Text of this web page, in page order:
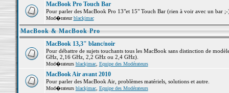
MacBook Pro Touch Bar
Pour parler des MacBook Pro 13"et 15" Touch Bar (rien à voir avec un bar
Mod�rateurblackjmac
MacBook & MacBook Pro
MacBook 13,3" blanc/noir
Pour débattre de sujets touchants tous les MacBook sans distinction de
GHz, 2,16 GHz, 2,2 GHz ou 2,4 GHz).
Mod�rateurs blackjmac, Equipe des Modérateurs
MacBook Air avant 2010
Pour parler des MacBook Air, problèmes matériels, solutions et autre.
Mod�rateurs blackjmac, Equipe des Modérateurs